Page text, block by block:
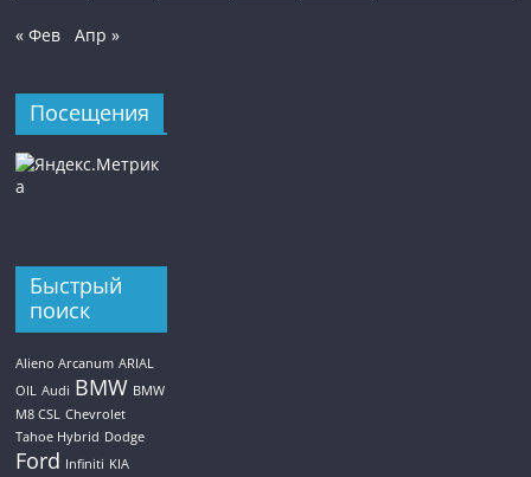
« Фев Апр »
Посещения
Быстрый
поиск
Alieno Arcanum ARIAL
OIL Audi BMW BMW
M8 CSL Chevrolet
Tahoe Hybrid Dodge
Ford Infiniti KIA